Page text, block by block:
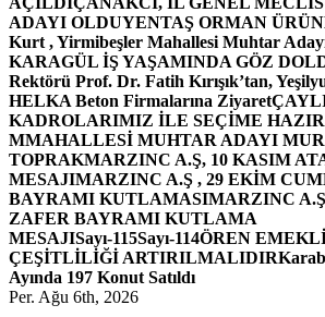
ADAYI OLDUYENTAŞ ORMAN
Kurt , Yirmibeşler Mahallesi Muhtar
KARAGÜL İŞ YAŞAMINDA GÖZ
Rektörü Prof. Dr. Fatih Kırışık’tan,
HELKA Beton Firmalarına Ziyaret
KADROLARIMIZ İLE SEÇİME
MMAHALLESİ MUHTAR ADAYI
TOPRAKMARZINC A.Ş, 10 KASIM
MESAJIMARZINC A.Ş , 29 EKİM
BAYRAMI KUTLAMASIMARZINC
ZAFER BAYRAMI KUTLAMA
MESAJISayı-115Sayı-114ÖREN
ÇEŞİTLİLİĞİ ARTIRILMALIDIR
Ayında 197 Konut Satıldı
Per. Ağu 6th, 2026